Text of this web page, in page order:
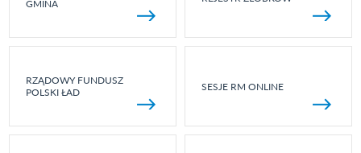
GMINA
RZĄDOWY FUNDUSZ
POLSKI ŁAD
SESJE RM ONLINE